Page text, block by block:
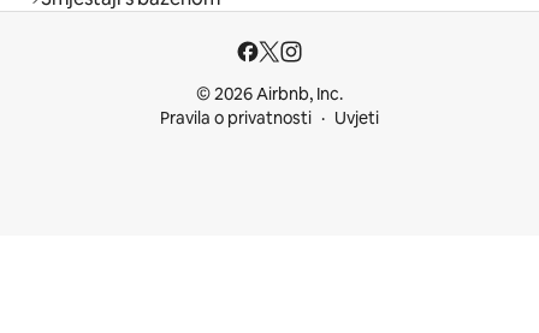
© 2026 Airbnb, Inc.
Pravila o privatnosti
Uvjeti